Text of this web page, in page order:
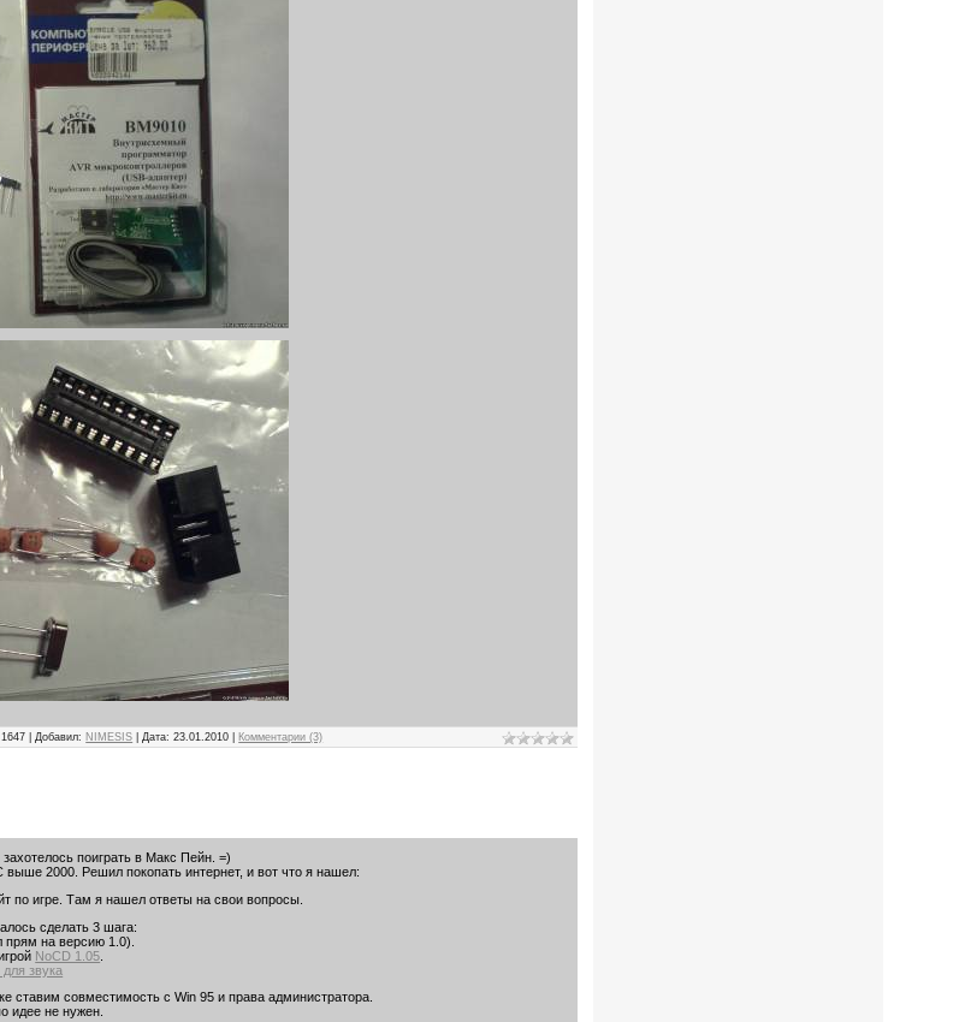
| Добавил: NIMESIS | Дата:23.01.2010 Комментарии (3)
поиграть в Макс Пейн. =)
выше 2000. Решил покопать интернет, и вот что я нашел:
по игре. Там я нашел ответы на свои вопросы.
сделать 3 шага:
прям на версию 1.0).
NoCD 1.05
звука
ставим совместимость с Win 95 и права администратора.
идее не нужен.